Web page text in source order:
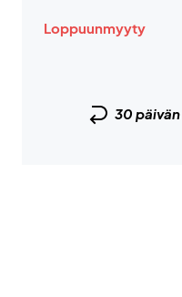
Loppuunmyyty
30 päivän